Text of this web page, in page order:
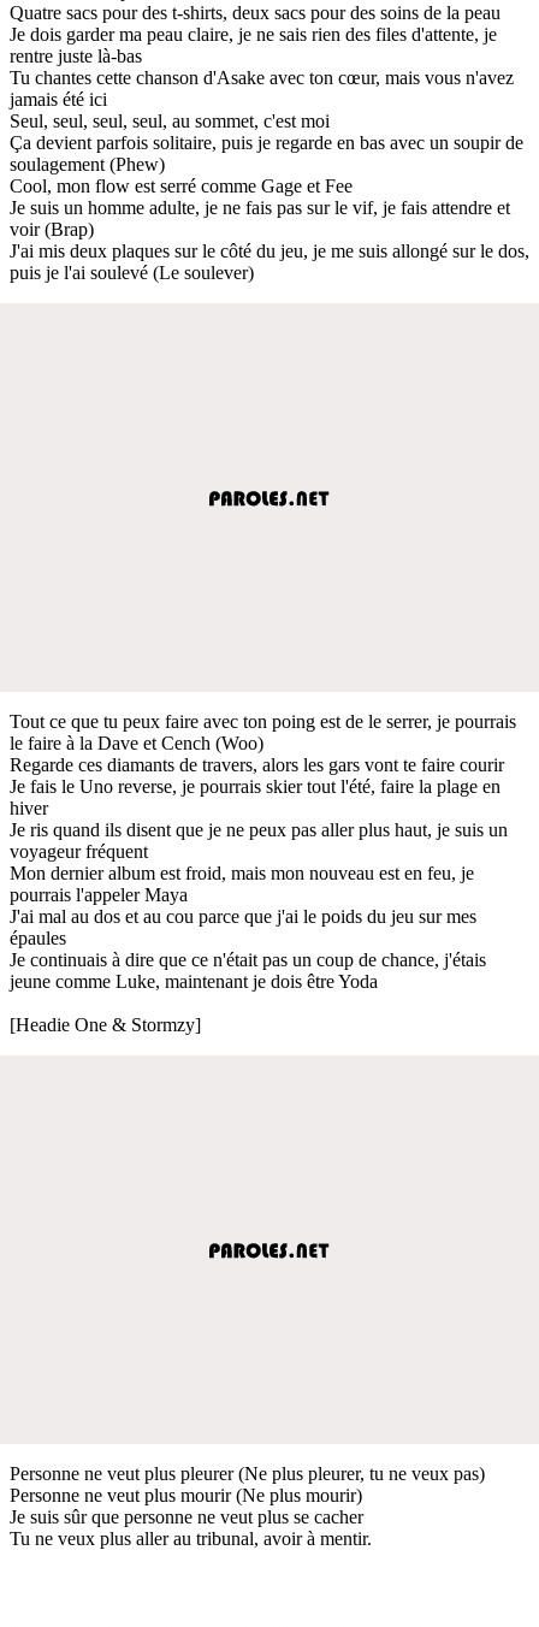
Quatre sacs pour des t-shirts, deux sacs pour des soins de la peau
Je dois garder ma peau claire, je ne sais rien des files d'attente, je
rentre juste là-bas
Tu chantes cette chanson d'Asake avec ton cœur, mais vous n'avez
jamais été ici
Seul, seul, seul, seul, au sommet, c'est moi
Ça devient parfois solitaire, puis je regarde en bas avec un soupir de
soulagement (Phew)
Cool, mon flow est serré comme Gage et Fee
Je suis un homme adulte, je ne fais pas sur le vif, je fais attendre et
voir (Brap)
J'ai mis deux plaques sur le côté du jeu, je me suis allongé sur le dos,
puis je l'ai soulevé (Le soulever)
Tout ce que tu peux faire avec ton poing est de le serrer, je pourrais
le faire à la Dave et Cench (Woo)
Regarde ces diamants de travers, alors les gars vont te faire courir
Je fais le Uno reverse, je pourrais skier tout l'été, faire la plage en
hiver
Je ris quand ils disent que je ne peux pas aller plus haut, je suis un
voyageur fréquent
Mon dernier album est froid, mais mon nouveau est en feu, je
pourrais l'appeler Maya
J'ai mal au dos et au cou parce que j'ai le poids du jeu sur mes
épaules
Je continuais à dire que ce n'était pas un coup de chance, j'étais
jeune comme Luke, maintenant je dois être Yoda
[Headie One & Stormzy]
Personne ne veut plus pleurer (Ne plus pleurer, tu ne veux pas)
Personne ne veut plus mourir (Ne plus mourir)
Je suis sûr que personne ne veut plus se cacher
Tu ne veux plus aller au tribunal, avoir à mentir.